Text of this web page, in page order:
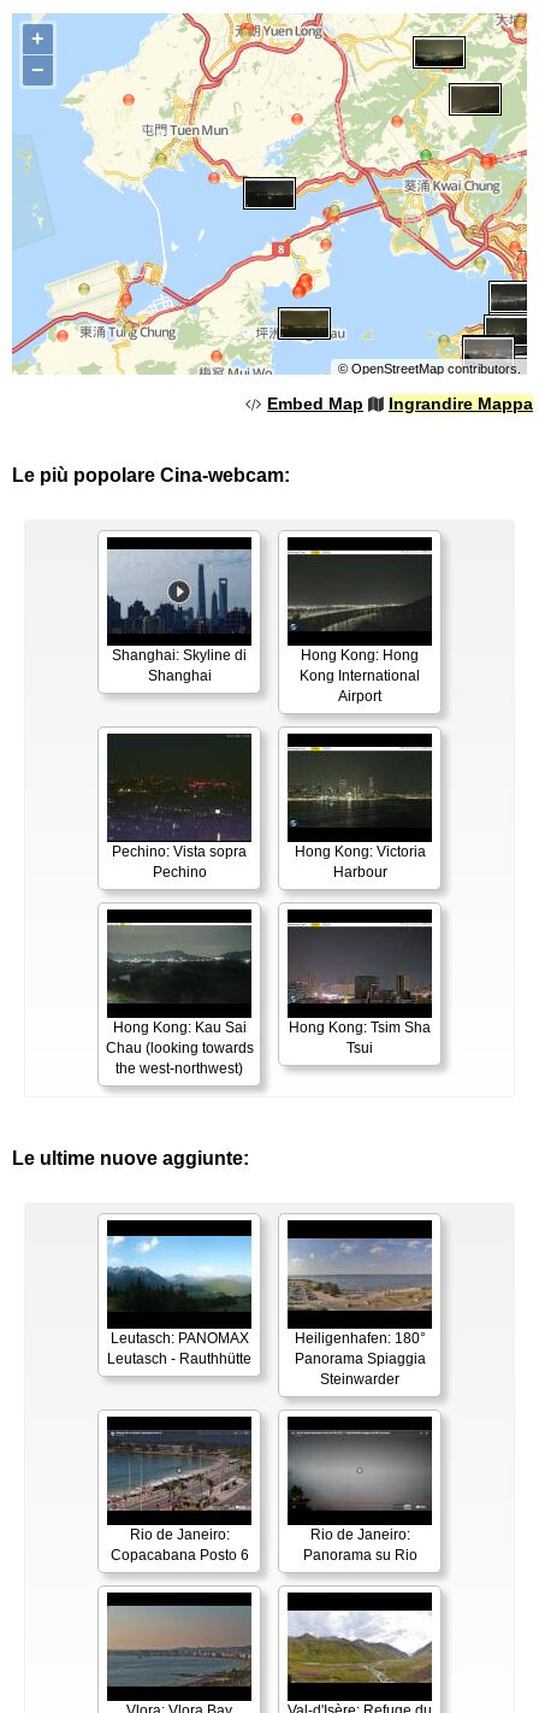
+
−
© OpenStreetMapcontributors.
Embed Map Ingrandire Mappa
Le più popolare Cina-webcam:
Shanghai: Skyline di
Shanghai
Hong Kong: Hong
Kong International
Airport
Pechino: Vista sopra
Pechino
Hong Kong: Victoria
Harbour
Hong Kong: Kau Sai
Chau (looking towards
the west-northwest)
Hong Kong: Tsim Sha
Tsui
Le ultime nuove aggiunte:
Leutasch: PANOMAX
Leutasch - Rauthhütte
Heiligenhafen: 180°
Panorama Spiaggia
Steinwarder
Rio de Janeiro:
Copacabana Posto 6
Rio de Janeiro:
Panorama su Rio